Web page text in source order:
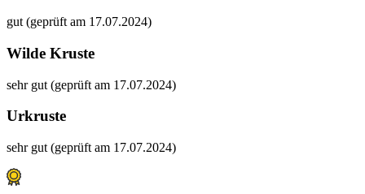
gut (geprüft am 17.07.2024)
Wilde Kruste
sehr gut (geprüft am 17.07.2024)
Urkruste
sehr gut (geprüft am 17.07.2024)